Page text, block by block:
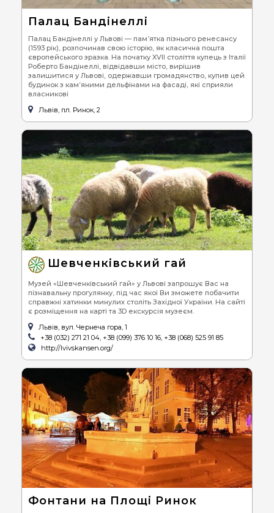
Палац Бандінеллі
Палац Бандінеллі у Львові — пам’ятка пізнього ренесансу
(1593 рік), розпочинав свою історію, як класична пошта
європейського зразка. На початку XVII століття купець з Італії
Роберто Бандінеллі, відвідавши місто, вирішив
залишитися у Львові, одержавши громадянство, купив цей
будинок з кам’яними дельфінами на фасаді, які сприяли
власникові
Львів, пл. Ринок, 2
Шевченківський гай
Музей «Шевченківський гай» у Львові запрошує Вас на
пізнавальну прогулянку, під час якої Ви зможете побачити
справжні хатинки минулих століть Західної України. На сайті
є розміщення на карті та 3D екскурсія музеєм.
Львів, вул. Чернеча гора, 1
+38 (032) 271 21 04, +38 (099) 376 10 16, +38 (068) 525 91 85
http://lvivskansen.org/
Фонтани на Площі Ринок